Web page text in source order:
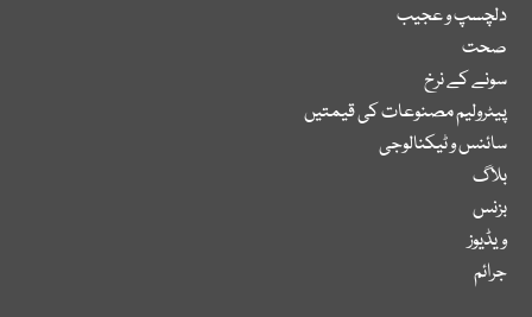
دلچسپ و عجیب
صحت
سونے کے نرخ
پیٹرولیم مصنوعات کی قیمتیں
سائنس و ٹیکنالوجی
بلاگ
بزنس
ویڈیوز
جرائم